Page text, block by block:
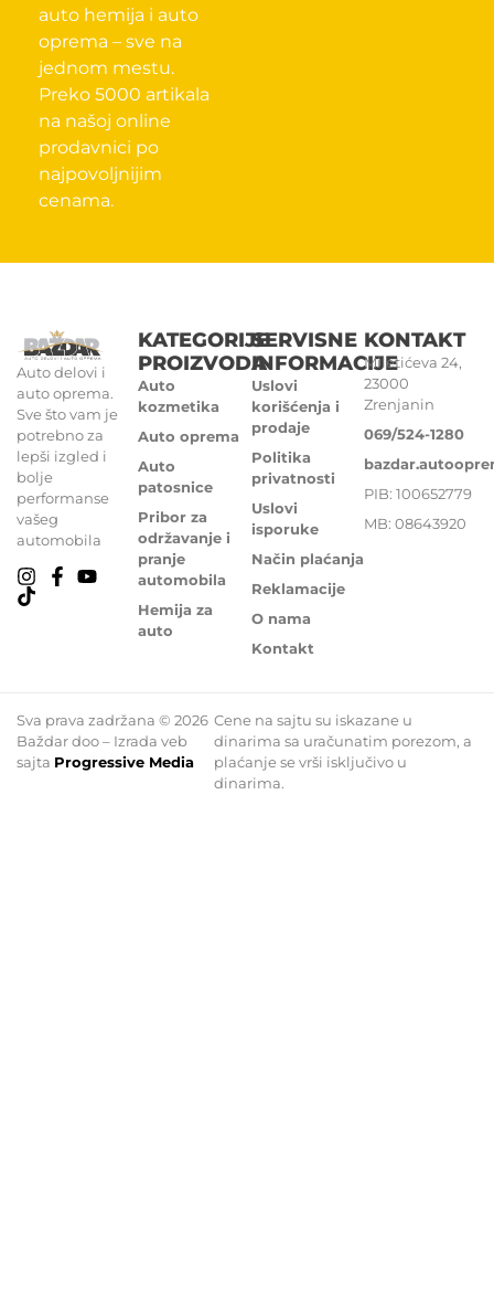
auto hemija i auto
oprema – sve na
jednom mestu.
Preko 5000 artikala
na našoj online
prodavnici po
najpovoljnijim
cenama.
Auto delovi i
auto oprema.
Sve što vam je
potrebno za
lepši izgled i
bolje
performanse
vašeg
automobila
KATEGORIJE
PROIZVODA
Auto
kozmetika
Auto oprema
Auto
patosnice
Pribor za
održavanje i
pranje
automobila
Hemija za
auto
SERVISNE
INFORMACIJE
Uslovi
korišćenja i
prodaje
Politika
privatnosti
Uslovi
isporuke
Način plaćanja
Reklamacije
O nama
Kontakt
KONTAKT
Miletićeva 24,
23000
Zrenjanin
069/524-1280
PIB: 100652779
MB: 08643920
Sva prava zadržana © 2026
Baždar doo – Izrada veb
sajta Progressive Media
Cene na sajtu su iskazane u
dinarima sa uračunatim porezom, a
plaćanje se vrši isključivo u
dinarima.